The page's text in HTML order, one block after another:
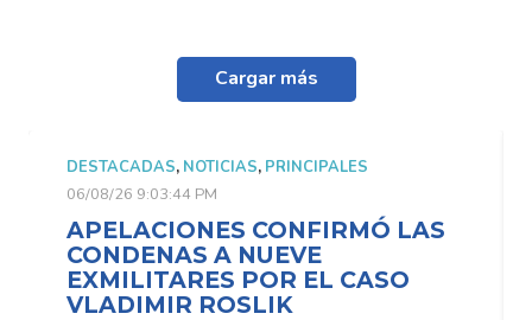
Cargar más
DESTACADAS, NOTICIAS, PRINCIPALES
06/08/26 9:03:44 PM
APELACIONES CONFIRMÓ LAS
CONDENAS A NUEVE
EXMILITARES POR EL CASO
VLADIMIR ROSLIK